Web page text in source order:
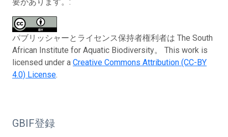
パブリッシャーとライセンス保持者権利者は The South
African Institute for Aquatic Biodiversity。 This work is
licensed under a Creative Commons Attribution (CC-BY
4.0) License.
GBIF登録